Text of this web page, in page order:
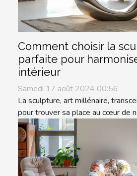
Comment choisir la
parfaite pour
intérieur
Samedi 17 août 2024 00:56
La sculpture, art millénaire,
pour trouver sa place au cœur de